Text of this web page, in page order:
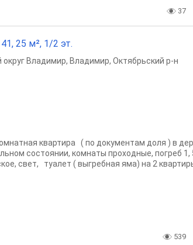
37
25 м², 1/2 эт.
округ Владимир, Владимир, Октябрьский р-н
квартира ( по документам доля ) в
состоянии, комнаты проходные, погреб 1,
свет, туалет ( выгребная яма) на 2
539